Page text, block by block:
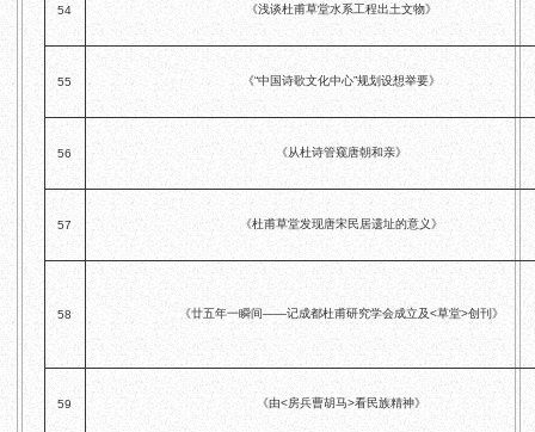
54 《浅谈杜甫草堂水系工程出土文物》
55 《“中国诗歌文化中心”规划设想举要》
56 《从杜诗管窥唐朝和亲》
57 《杜甫草堂发现唐宋民居遗址的意义》
58 《廿五年一瞬间——记成都杜甫研究学会成立及<草堂>创刊》
59 《由<房兵曹胡马>看民族精神》